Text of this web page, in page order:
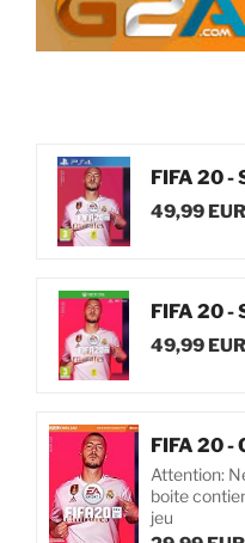
FIFA 20 -
49,99 EUR
FIFA 20 -
49,99 EUR
Attention:
boite
jeu